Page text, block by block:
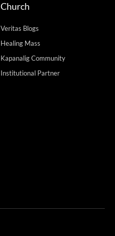
Church
Veritas Blogs
Healing Mass
Kapanalig Community
Institutional Partner